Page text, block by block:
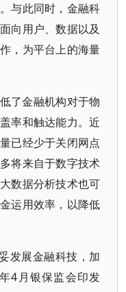
与此同时，金融科
向用户、数据以及
，为平台上的海量
了金融机构对于物
率和触达能力。近
已经少于关闭网点
将来自于数字技术
数据分析技术也可
运用效率，以降低
发展金融科技，加
4月银保监会印发